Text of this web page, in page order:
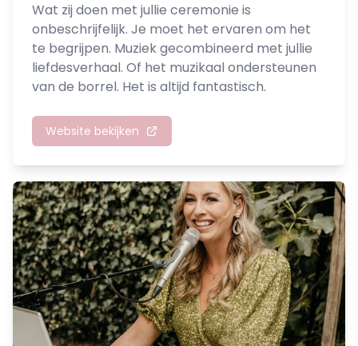
Wat zij doen met jullie ceremonie is
onbeschrijfelijk. Je moet het ervaren om het
te begrijpen. Muziek gecombineerd met jullie
liefdesverhaal. Of het muzikaal ondersteunen
van de borrel. Het is altijd fantastisch.
Website bekijken